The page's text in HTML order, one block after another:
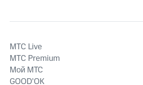
MTС Live
MTС Premium
Мой МТС
GOOD’OK